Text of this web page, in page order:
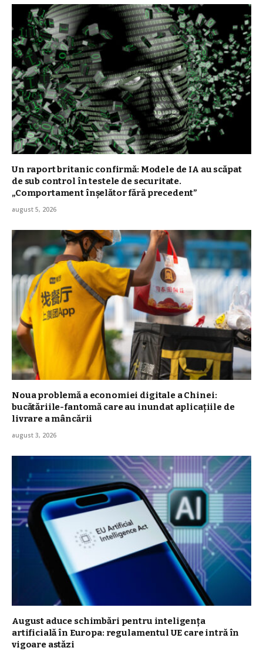
Un raport britanic confirmă: Modele de IA au scăpat
de sub control în testele de securitate.
„Comportament înşelător fără precedent”
august 5, 2026
Noua problemă a economiei digitale a Chinei:
bucătăriile-fantomă care au inundat aplicațiile de
livrare a mâncării
august 3, 2026
August aduce schimbări pentru inteligența
artificială în Europa: regulamentul UE care intră în
vigoare astăzi